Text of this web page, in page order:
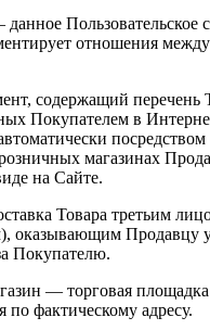
Пользовательское
отношения
содержащий перечень
Покупателем в
магазинах
на Сайте.
Товара третьим
оказывающим Продавцу
Покупателю.
— торговая
по фактическому адресу.